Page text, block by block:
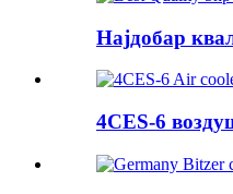
Најдобар
4CES-6